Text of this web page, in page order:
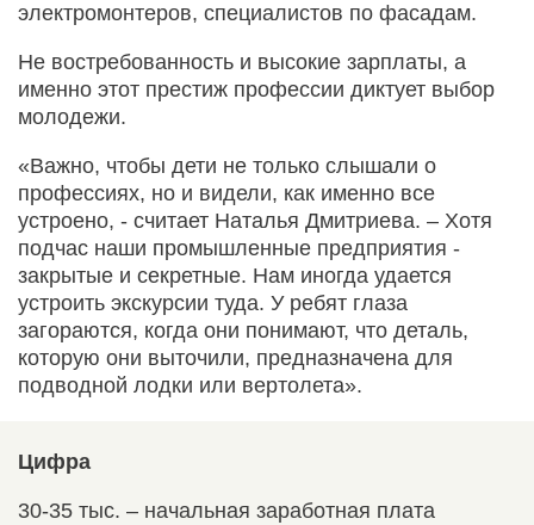
электромонтеров, специалистов по фасадам.
Не востребованность и высокие зарплаты, а
именно этот престиж профессии диктует выбор
молодежи.
«Важно, чтобы дети не только слышали о
профессиях, но и видели, как именно все
устроено, - считает Наталья Дмитриева. – Хотя
подчас наши промышленные предприятия -
закрытые и секретные. Нам иногда удается
устроить экскурсии туда. У ребят глаза
загораются, когда они понимают, что деталь,
которую они выточили, предназначена для
подводной лодки или вертолета».
Цифра
30-35 тыс. – начальная заработная плата